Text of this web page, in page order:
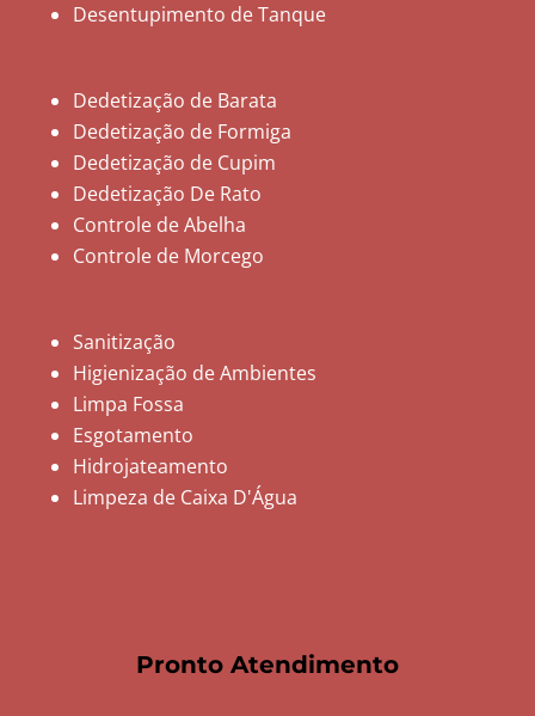
Desentupimento de Tanque
Dedetização de Barata
Dedetização de Formiga
Dedetização de Cupim
Dedetização De Rato
Controle de Abelha
Controle de Morcego
Sanitização
Higienização de Ambientes
Limpa Fossa
Esgotamento
Hidrojateamento
Limpeza de Caixa D'Água
Pronto Atendimento